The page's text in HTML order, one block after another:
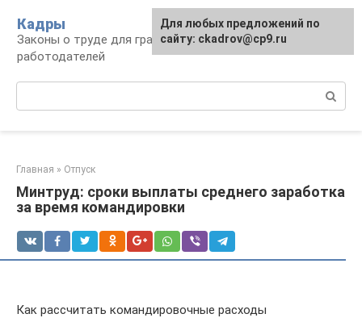
контенту
Кадры
Законы о труде для граждан и
работодателей
Главная » Отпуск
Минтруд: сроки выплаты среднего заработка
за время командировки
Как рассчитать командировочные расходы
Для любых предложений по
сайту: ckadrov@cp9.ru